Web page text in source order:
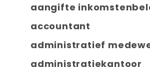
aangifte
accountant
administratief
administratiekantoor